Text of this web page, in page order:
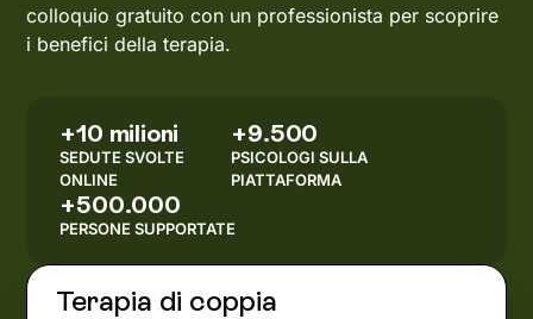
colloquio gratuito con un professionista per scoprire
i benefici della terapia.
+10 milioni
SEDUTE SVOLTE
ONLINE
+9.500
PSICOLOGI SULLA
PIATTAFORMA
+500.000
PERSONE SUPPORTATE
Terapia di coppia